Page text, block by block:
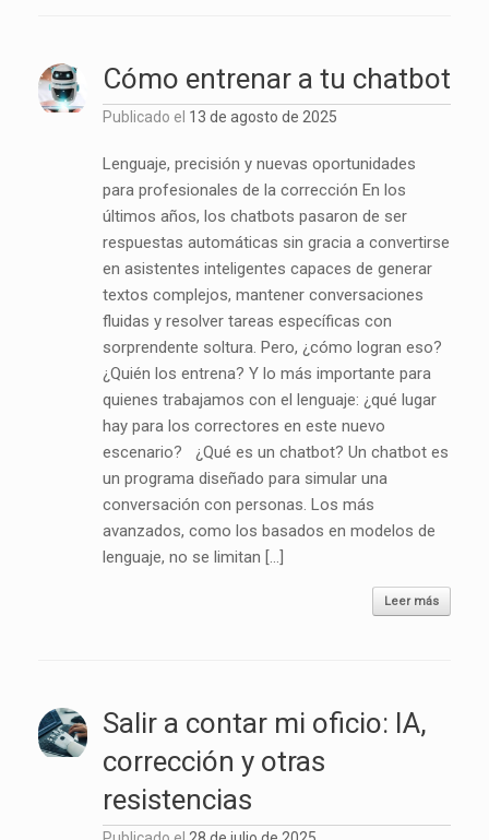
Cómo entrenar a tu chatbot
Publicado el 13 de agosto de 2025
Lenguaje, precisión y nuevas oportunidades
para profesionales de la corrección En los
últimos años, los chatbots pasaron de ser
respuestas automáticas sin gracia a convertirse
en asistentes inteligentes capaces de generar
textos complejos, mantener conversaciones
fluidas y resolver tareas específicas con
sorprendente soltura. Pero, ¿cómo logran eso?
¿Quién los entrena? Y lo más importante para
quienes trabajamos con el lenguaje: ¿qué lugar
hay para los correctores en este nuevo
escenario? ¿Qué es un chatbot? Un chatbot es
un programa diseñado para simular una
conversación con personas. Los más
avanzados, como los basados en modelos de
lenguaje, no se limitan […]
Leer más
Salir a contar mi oficio: IA,
corrección y otras
resistencias